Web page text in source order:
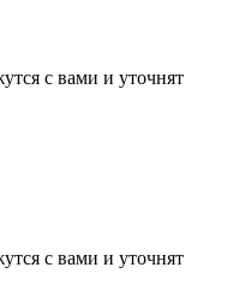
с вами и уточнят
с вами и уточнят